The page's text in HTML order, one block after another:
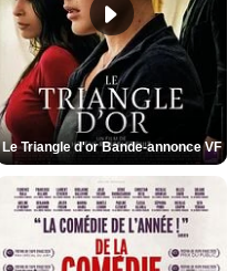
Le Triangle d'or Bande-annonce VF